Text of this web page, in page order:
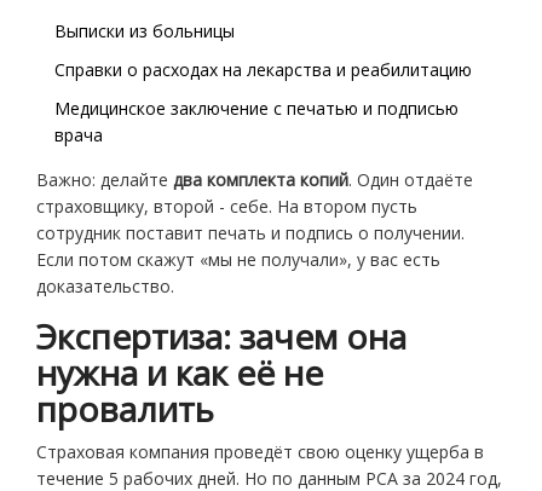
Выписки из больницы
Справки о расходах на лекарства и реабилитацию
Медицинское заключение с печатью и подписью
врача
Важно: делайте два комплекта копий. Один отдаёте
страховщику, второй - себе. На втором пусть
сотрудник поставит печать и подпись о получении.
Если потом скажут «мы не получали», у вас есть
доказательство.
Экспертиза: зачем она
нужна и как её не
провалить
Страховая компания проведёт свою оценку ущерба в
течение 5 рабочих дней. Но по данным РСА за 2024 год,